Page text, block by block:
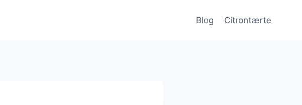
Blog Citrontærte